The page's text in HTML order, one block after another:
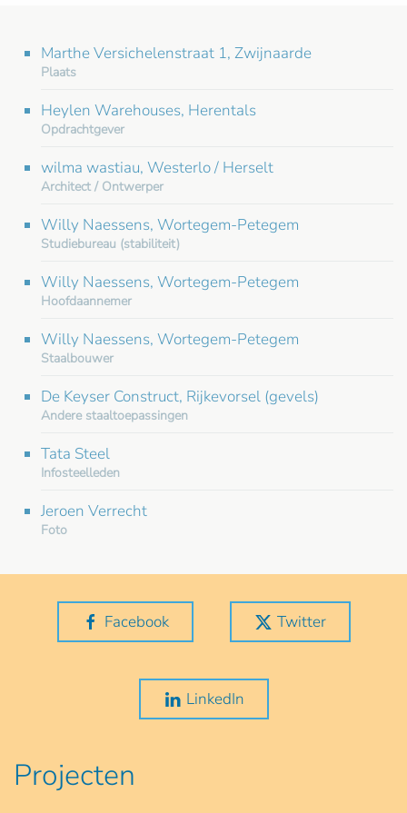
Marthe Versichelenstraat 1, Zwijnaarde
Plaats
Heylen Warehouses, Herentals
Opdrachtgever
wilma wastiau, Westerlo / Herselt
Architect / Ontwerper
Willy Naessens, Wortegem-Petegem
Studiebureau (stabiliteit)
Willy Naessens, Wortegem-Petegem
Hoofdaannemer
Willy Naessens, Wortegem-Petegem
Staalbouwer
De Keyser Construct, Rijkevorsel (gevels)
Andere staaltoepassingen
Tata Steel
Infosteelleden
Jeroen Verrecht
Foto
Facebook Twitter
LinkedIn
Projecten